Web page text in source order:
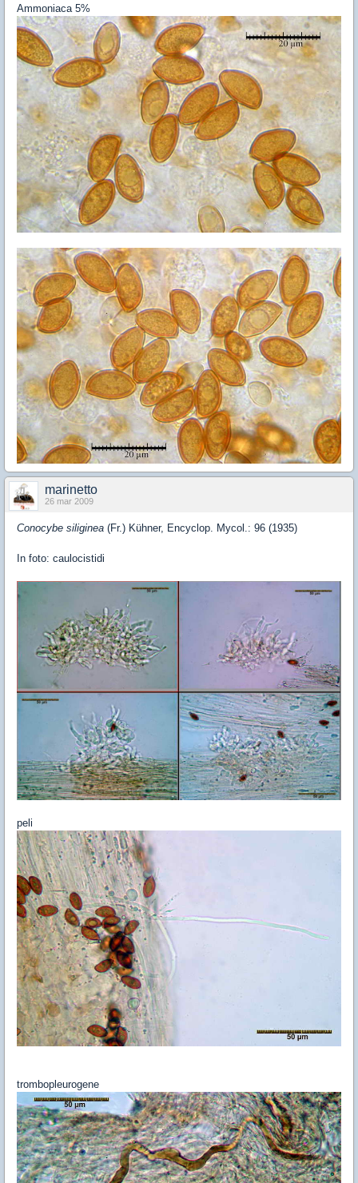
Ammoniaca 5%
marinetto
26 mar 2009
Conocybe siliginea (Fr.) Kühner, Encyclop. Mycol.: 96 (1935)
In foto: caulocistidi
peli
trombopleurogene